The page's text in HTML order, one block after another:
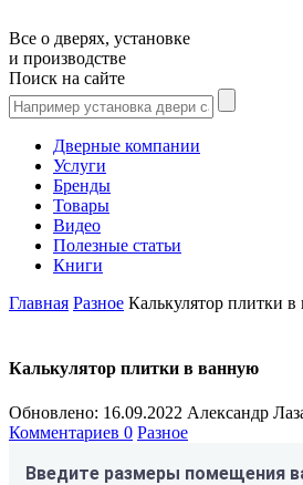
Все о дверях, установке
и производстве
Поиск на сайте
Дверные компании
Услуги
Бренды
Товары
Видео
Полезные статьи
Книги
Главная Разное Калькулятор плитки
Калькулятор плитки в ванную
Обновлено: 16.09.2022 Александр
Комментариев 0 Разное
Введите размеры помещения